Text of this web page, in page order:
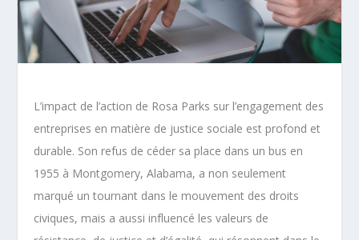
L’impact de l’action de Rosa Parks sur l’engagement des
entreprises en matière de justice sociale est profond et
durable. Son refus de céder sa place dans un bus en
1955 à Montgomery, Alabama, a non seulement
marqué un tournant dans le mouvement des droits
civiques, mais a aussi influencé les valeurs de